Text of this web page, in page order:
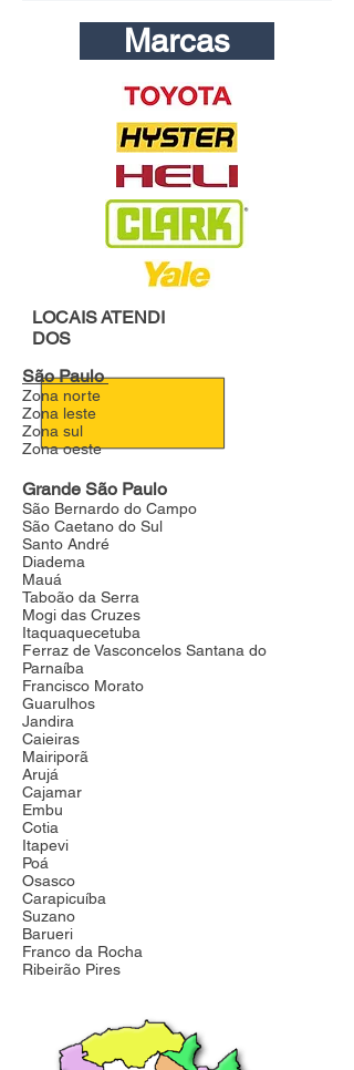
Marcas
LOCAISATENDI
DOS
São Paulo
Zona norte
Zona leste
Zona sul
Zona oeste
Grande São Paulo
São Bernardo do Campo
São Caetano do Sul
Santo André
Diadema
Mauá
Taboão da Serra
Mogi das Cruzes
Itaquaquecetuba
Ferraz de Vasconcelos Santana do
Parnaíba
Francisco Morato
Guarulhos
Jandira
Caieiras
Mairiporã
Arujá
Cajamar
Embu
Cotia
Itapevi
Poá
Osasco
Carapicuíba
Suzano
Barueri
Franco da Rocha
Ribeirão Pires